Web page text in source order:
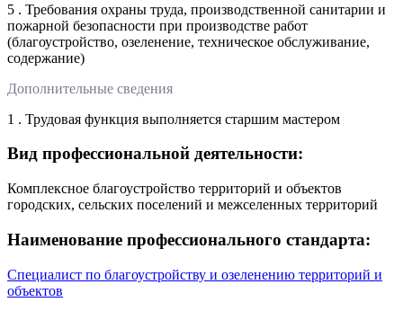
5 . Требования охраны труда, производственной санитарии и
пожарной безопасности при производстве работ
(благоустройство, озеленение, техническое обслуживание,
содержание)
Дополнительные сведения
1 . Трудовая функция выполняется старшим мастером
Вид профессиональной деятельности:
Комплексное благоустройство территорий и объектов
городских, сельских поселений и межселенных территорий
Наименование профессионального стандарта:
Специалист по благоустройству и озеленению территорий и
объектов